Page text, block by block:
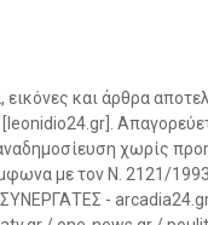
εικόνες και άρθρα
[leonidio24.gr].
χωρίς
με τον Ν. 2121/1993
ΣΥΝΕΡΓΑΤΕΣ -